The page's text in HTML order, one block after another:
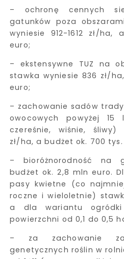
– ochronę cennych
gatunków poza
wyniesie 912-1612 zł/
euro;
– ekstensywne TUZ na
stawka wyniesie 836 zł/
euro;
– zachowanie sadów
owocowych powyżej 15
czereśnie, wiśnie, śliwy)
zł/ha, a budżet ok. 700 tys.
– bioróżnorodność na
budżet ok. 2,8 mln euro.
pasy kwietne (co
roczne i wieloletnie)
a dla wariantu ogródki
powierzchni od 0,1 do 0,5
– za zachowanie
genetycznych roślin w